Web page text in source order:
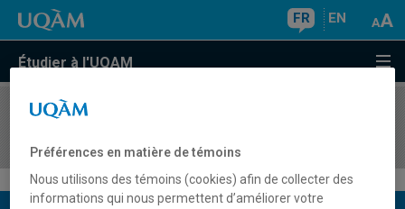
FR EN
Étudier à l'UQAM
COURS//
Préférences en matière de témoins
Nous utilisons des témoins (cookies) afin de collecter des
informations qui nous permettent d’améliorer votre